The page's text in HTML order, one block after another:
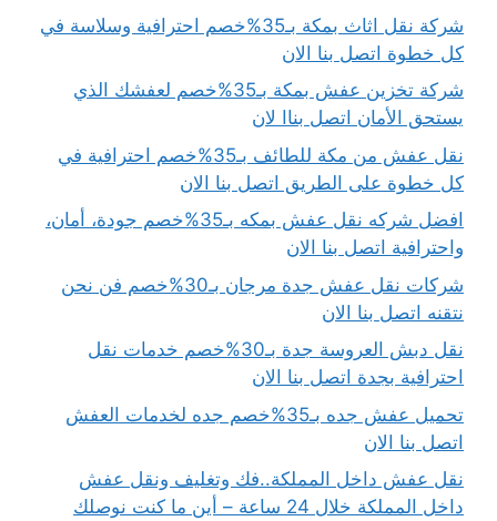
شركة نقل اثاث بمكة بـ35%خصم احترافية وسلاسة في
كل خطوة اتصل بنا الان
شركة تخزين عفش بمكة بـ35%خصم لعفشك الذي
يستحق الأمان اتصل بناا لان
نقل عفش من مكة للطائف بـ35%خصم احترافية في
كل خطوة على الطريق اتصل بنا الان
افضل شركه نقل عفش بمكه بـ35%خصم جودة، أمان،
واحترافية اتصل بنا الان
شركات نقل عفش جدة مرجان بـ30%خصم فن نحن
نتقنه اتصل بنا الان
نقل دبش العروسة جدة بـ30%خصم خدمات نقل
احترافية بجدة اتصل بنا الان
تحميل عفش جده بـ35%خصم جده لخدمات العفش
اتصل بنا الان
نقل عفش داخل المملكة..فك وتغليف ونقل عفش
داخل المملكة خلال 24 ساعة – أين ما كنت نوصلك